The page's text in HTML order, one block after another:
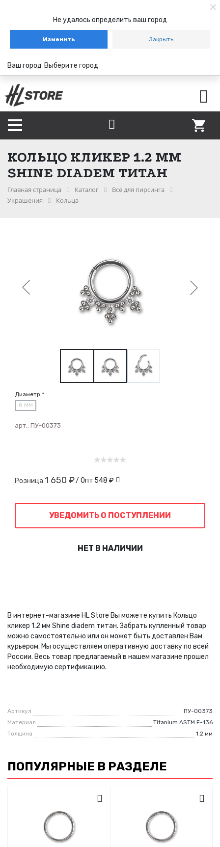
Не удалось определить ваш город
Изменить Закрыть
Ваш город Выберите город
КОЛЬЦО КЛИКЕР 1.2 ММ
SHINE DIADEM ТИТАН
Главная страница Каталог
Всё для пирсинга
Украшения
Кольца
Диаметр *
8 ММ
арт.: ПУ-00373
Розница 1 650 ₽/ Опт 548 ₽
УВЕДОМИТЬ О ПОСТУПЛЕНИИ
НЕТ В НАЛИЧИИ
В интернет-магазине HL Store Вы можете купить Кольцо
кликер 1.2 мм Shine diadem титан. Забрать купленный товар
можно самостоятельно или он может быть доставлен Вам
курьером. Мы осуществляем оперативную доставку по всей
России. Весь товар предлагаемый в нашем магазине прошел
необходимую сертификацию.
Артикул
ПУ-00373
Материал
Titanium ASTM F-136
Толщина
1.2 мм
ПОПУЛЯРНЫЕ В РАЗДЕЛЕ